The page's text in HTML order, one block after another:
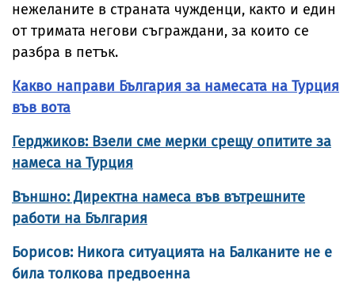
нежеланите в страната чужденци, както и един
от тримата негови съграждани, за които се
разбра в петък.
Какво направи България за намесата на Турция
във вота
Герджиков: Взели сме мерки срещу опитите за
намеса на Турция
Външно: Директна намеса във вътрешните
работи на България
Борисов: Никога ситуацията на Балканите не е
била толкова предвоенна